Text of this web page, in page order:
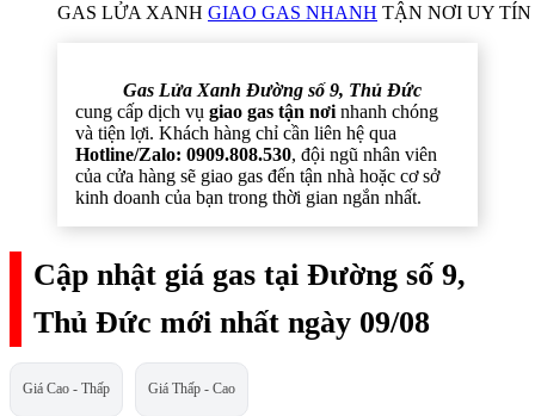
GAS LỬA XANH GIAO GAS NHANH TẬN NƠI UY
Gas Lửa Xanh Đường số 9, Thủ Đức
cung cấp dịch vụ giao gas tận nơi nhanh chóng
và tiện lợi. Khách hàng chỉ cần liên hệ qua
Hotline/Zalo: 0909.808.530, đội ngũ nhân viên
của cửa hàng sẽ giao gas đến tận nhà hoặc cơ sở
kinh doanh của bạn trong thời gian ngắn nhất.
Cập nhật giá gas tại Đường số 9,
Thủ Đức mới nhất ngày 09/08
Giá Cao - Thấp Giá Thấp - Cao